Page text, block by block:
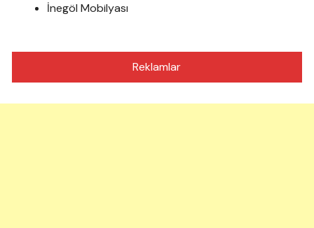
İnegöl Mobilyası
Reklamlar